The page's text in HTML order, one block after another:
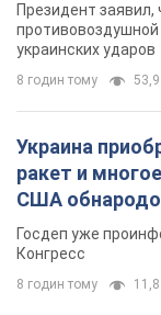
Президент
украинских ударов
8 годин тому 53,9
Украина
ракет и
США
Госдеп уже
Конгресс
8 годин тому 11,8